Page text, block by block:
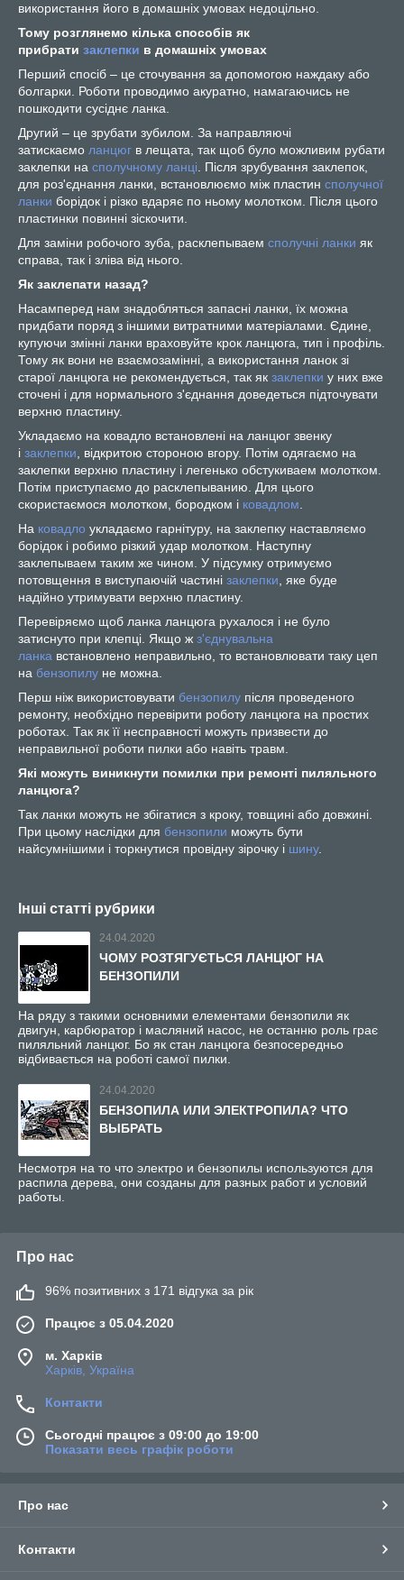
використання його в домашніх умовах недоцільно.
Тому розглянемо кілька способів як
прибрати заклепки в домашніх умовах
Перший спосіб – це сточування за допомогою наждаку або
болгарки. Роботи проводимо акуратно, намагаючись не
пошкодити сусіднє ланка.
Другий – це зрубати зубилом. За направляючі
затискаємо ланцюг в лещата, так щоб було можливим рубати
заклепки на сполучному ланці . Після зрубування заклепок,
для роз'єднання ланки, встановлюємо між пластин сполучної
ланки борідок і різко вдаряє по ньому молотком. Після цього
пластинки повинні зіскочити.
Для заміни робочого зуба, расклепываем сполучні ланки як
справа, так і зліва від нього.
Як заклепати назад?
Насамперед нам знадобляться запасні ланки, їх можна
придбати поряд з іншими витратними матеріалами. Єдине,
купуючи змінні ланки враховуйте крок ланцюга, тип і профіль.
Тому як вони не взаємозамінні, а використання ланок зі
старої ланцюга не рекомендується, так як заклепки у них вже
сточені і для нормального з'єднання доведеться підточувати
верхню пластину.
Укладаємо на ковадло встановлені на ланцюг звенку
і заклепки , відкритою стороною вгору. Потім одягаємо на
заклепки верхню пластину і легенько обстукиваем молотком.
Потім приступаємо до расклепыванию. Для цього
скористаємося молотком, бородком і ковадлом
На ковадло укладаємо гарнітуру, на заклепку наставляємо
борідок і робимо різкий удар молотком. Наступну
заклепываем таким же чином. У підсумку отримуємо
потовщення в виступаючій частині заклепки , яке буде
надійно утримувати верхню пластину.
Перевіряємо щоб ланка ланцюга рухалося і не було
затиснуто при клепці. Якщо ж з'єднувальна
ланка встановлено неправильно, то встановлювати таку цеп
на бензопилу не можна.
Перш ніж використовувати бензопилу після проведеного
ремонту, необхідно перевірити роботу ланцюга на простих
роботах. Так як її несправності можуть призвести до
неправильної роботи пилки або навіть травм.
Які можуть виникнути помилки при ремонті пиляльного
ланцюга?
Так ланки можуть не збігатися з кроку, товщині або довжині.
При цьому наслідки для бензопили можуть бути
найсумнішими і торкнутися провідну зірочку і шину.
Інші статті рубрики
24.04.2020
ЧОМУ РОЗТЯГУЄТЬСЯ ЛАНЦЮГ НА
БЕНЗОПИЛИ
На ряду з такими основними елементами бензопили як
двигун, карбюратор і масляний насос, не останню роль грає
пиляльний ланцюг. Бо як стан ланцюга безпосередньо
відбивається на роботі самої пилки.
24.04.2020
БЕНЗОПИЛА ИЛИ ЭЛЕКТРОПИЛА? ЧТО
ВЫБРАТЬ
Несмотря на то что электро и бензопилы используются для
распила дерева, они созданы для разных работ и условий
работы.
Про нас
96% позитивних з 171 відгука за рік
Працює з 05.04.2020
м. Харків
Харків, Україна
Контакти
Сьогодні працює з 09:00 до 19:00
Показати весь графік роботи
Про нас
Контакти